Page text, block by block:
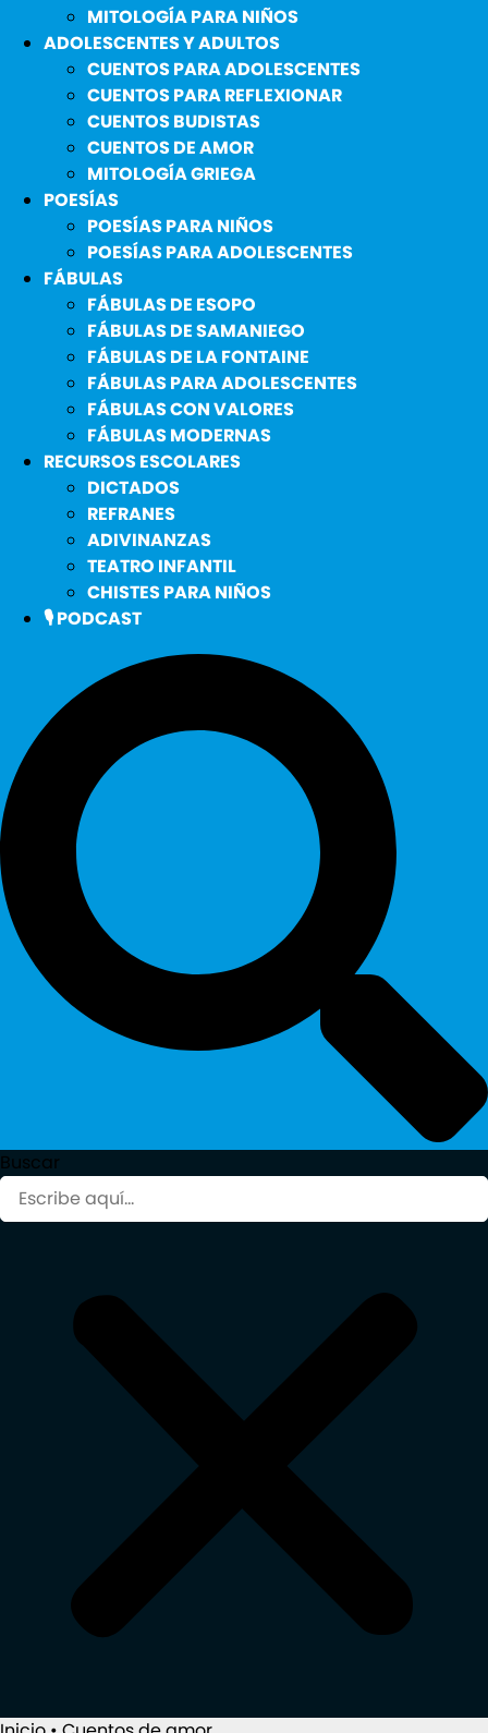
MITOLOGÍA PARA NIÑOS
ADOLESCENTES Y ADULTOS
CUENTOS PARA ADOLESCENTES
CUENTOS PARA REFLEXIONAR
CUENTOS BUDISTAS
CUENTOS DE AMOR
MITOLOGÍA GRIEGA
POESÍAS
POESÍAS PARA NIÑOS
POESÍAS PARA ADOLESCENTES
FÁBULAS
FÁBULAS DE ESOPO
FÁBULAS DE SAMANIEGO
FÁBULAS DE LA FONTAINE
FÁBULAS PARA ADOLESCENTES
FÁBULAS CON VALORES
FÁBULAS MODERNAS
RECURSOS ESCOLARES
DICTADOS
REFRANES
ADIVINANZAS
TEATRO INFANTIL
CHISTES PARA NIÑOS
🎙️ PODCAST
Buscar